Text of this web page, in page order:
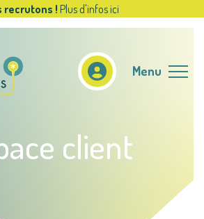
recrutons ! Plus d'infos ici
Menu
client